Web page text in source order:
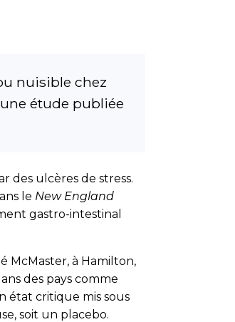
nuisible chez
étude publiée
des ulcères de stress.
le New England
gastro-intestinal
McMaster, à Hamilton,
des pays comme
état critique mis sous
soit un placebo.